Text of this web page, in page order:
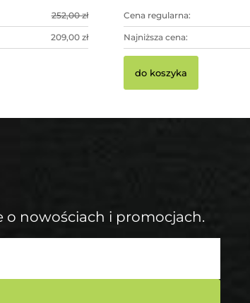
252,00 zł
209,00 zł
Cena regularna:
Najniższa cena:
do koszyka
o nowościach i promocjach.